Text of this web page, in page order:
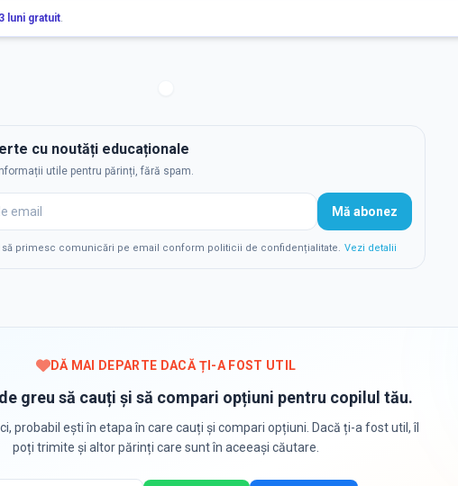
luni gratuit.
cu noutăți educaționale
utile pentru părinți, fără spam.
Mă abonez
să primesc comunicări pe email conform politicii de confidențialitate. Vezi detalii
DĂ MAI DEPARTE DACĂ ȚI-A FOST UTIL
greu să cauți și să compari opțiuni pentru copilul tău.
probabil ești în etapa în care cauți și compari opțiuni. Dacă ți-a fost util, îl
poți trimite și altor părinți care sunt în aceeași căutare.